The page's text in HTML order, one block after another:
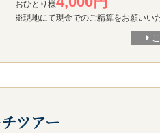
おひとり様
※現地にて現金でのご精算をお願いい
ツアー